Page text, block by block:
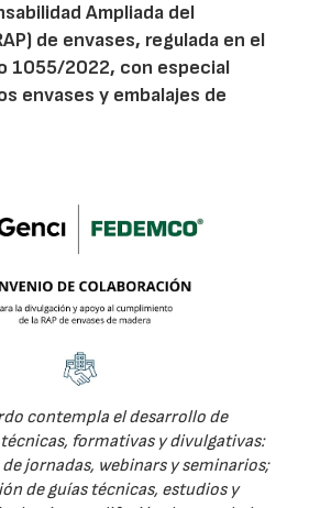
Ampliada del
de envases, regulada en el
1055/2022, con especial
envases y embalajes de
contempla el desarrollo de
formativas y divulgativas:
jornadas, webinars y seminarios;
de guías técnicas, estudios y